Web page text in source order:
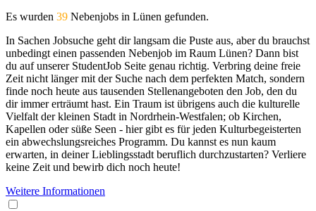
Es wurden 39 Nebenjobs in Lünen gefunden.
In Sachen Jobsuche geht dir langsam die Puste aus, aber du brauchst
unbedingt einen passenden Nebenjob im Raum Lünen? Dann bist
du auf unserer StudentJob Seite genau richtig. Verbring deine freie
Zeit nicht länger mit der Suche nach dem perfekten Match, sondern
finde noch heute aus tausenden Stellenangeboten den Job, den du
dir immer erträumt hast. Ein Traum ist übrigens auch die kulturelle
Vielfalt der kleinen Stadt in Nordrhein-Westfalen; ob Kirchen,
Kapellen oder süße Seen - hier gibt es für jeden Kulturbegeisterten
ein abwechslungsreiches Programm. Du kannst es nun kaum
erwarten, in deiner Lieblingsstadt beruflich durchzustarten? Verliere
keine Zeit und bewirb dich noch heute!
Weitere Informationen